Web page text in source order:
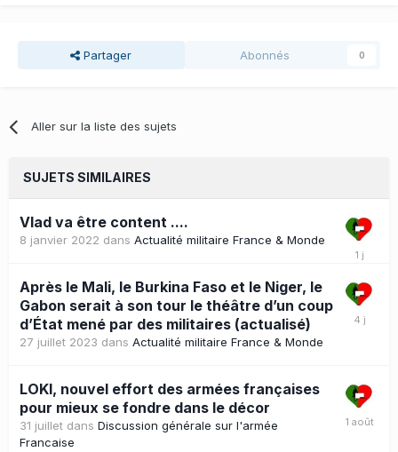
Partager Abonnés 0
Aller sur la liste des sujets
SUJETS SIMILAIRES
Vlad va être content ....
8 janvier 2022 dans Actualité militaire France & Monde
Après le Mali, le Burkina Faso et le Niger, le
Gabon serait à son tour le théâtre d’un coup
d’État mené par des militaires (actualisé)
27 juillet 2023 dans Actualité militaire France & Monde
LOKI, nouvel effort des armées françaises
pour mieux se fondre dans le décor
31 juillet dans Discussion générale sur l'armée
Francaise